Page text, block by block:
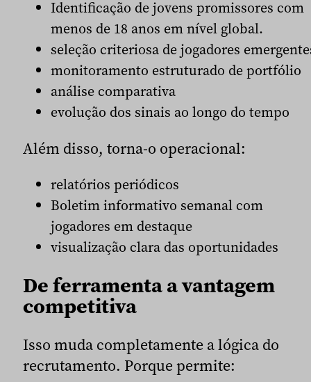
Identificação de jovens promissores com
menos de 18 anos em nível global.
seleção criteriosa de jogadores
monitoramento estruturado de portfólio
análise comparativa
evolução dos sinais ao longo do tempo
Além disso, torna-o operacional:
relatórios periódicos
Boletim informativo semanal com
jogadores em destaque
visualização clara das oportunidades
De ferramenta a vantagem
competitiva
Isso muda completamente a lógica do
recrutamento. Porque permite: